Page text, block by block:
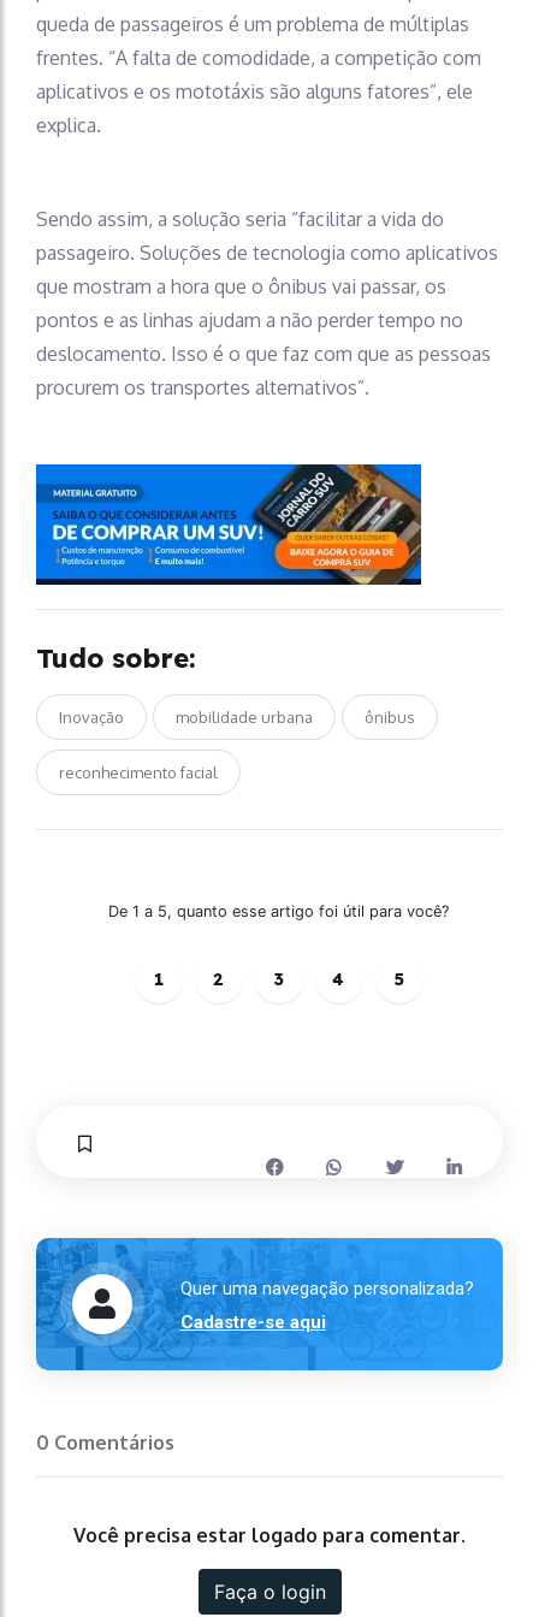
queda de passageiros é um problema de múltiplas
frentes. “A falta de comodidade, a competição com
aplicativos e os mototáxis são alguns fatores”, ele
explica.
Sendo assim, a solução seria “facilitar a vida do
passageiro. Soluções de tecnologia como aplicativos
que mostram a hora que o ônibus vai passar, os
pontos e as linhas ajudam a não perder tempo no
deslocamento. Isso é o que faz com que as pessoas
procurem os transportes alternativos”.
Tudo sobre:
Inovação mobilidade urbana ônibus
reconhecimento facial
De 1 a 5, quanto esse artigo foi útil para você?
1 2 3 4 5
Quer uma navegação personalizada?
Cadastre-se aqui
0 Comentários
Você precisa estar logado para comentar.
Faça o login